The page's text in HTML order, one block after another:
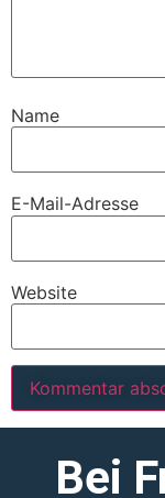
Name
E-Mail-Adresse
Website
Bei